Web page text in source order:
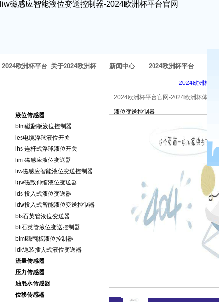
liw磁感应智能液位变送控制器-2024欧洲杯平台官网
2024欧洲杯平台
体育官网
关于2024欧洲杯 新闻中心 2024欧洲杯平台
2024欧洲杯平
中心
液位传感器
blm磁翻板液位控制器
les电缆浮球液位开关
lhs 连杆式浮球液位开关
lim 磁感应液位变送器
liw磁感应智能液位变送控制器
lgw磁致伸缩液位变送器
lds 投入式液位变送器
ldw投入式智能液位变送控制器
bls石英管液位变送器
blt石英管液位变送控制器
blmt磁翻板液位控制器
ldk铠装插入式液位变送器
流量传感器
压力传感器
油混水传感器
位移传感器
2024欧洲杯平台官网-2024欧洲杯体育
液位变送控制器